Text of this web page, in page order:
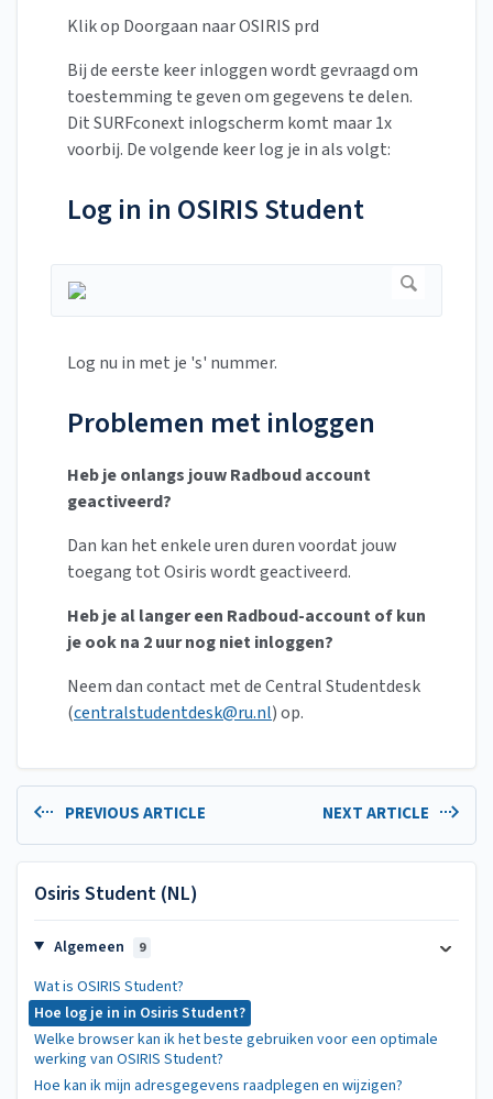
Klik op Doorgaan naar OSIRIS prd
Bij de eerste keer inloggen wordt gevraagd om
toestemming te geven om gegevens te delen.
Dit SURFconext inlogscherm komt maar 1x
voorbij. De volgende keer log je in als volgt:
Log in in OSIRIS Student
Log nu in met je 's' nummer.
Problemen met inloggen
Heb je onlangs jouw Radboud account
geactiveerd?
Dan kan het enkele uren duren voordat jouw
toegang tot Osiris wordt geactiveerd.
Heb je al langer een Radboud-account of kun
je ook na 2 uur nog niet inloggen?
Neem dan contact met de Central Studentdesk
(centralstudentdesk@ru.nl) op.
PREVIOUS ARTICLE NEXT ARTICLE
Osiris Student (NL)
Algemeen 9
Wat is OSIRIS Student?
Hoe log je in in Osiris Student?
Welke browser kan ik het beste gebruiken voor een optimale
werking van OSIRIS Student?
Hoe kan ik mijn adresgegevens raadplegen en wijzigen?